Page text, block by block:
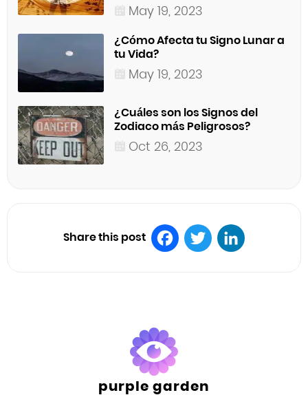
May 19, 2023
¿Cómo Afecta tu Signo Lunar a
tu Vida?
May 19, 2023
¿Cuáles son los Signos del
Zodiaco más Peligrosos?
Oct 26, 2023
Share this post
purple garden